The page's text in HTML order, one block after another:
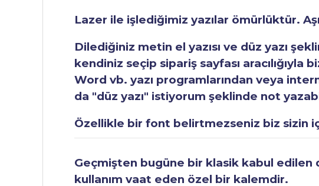
Lazer ile işlediğimiz yazılar ömürlüktür.
Dilediğiniz metin el yazısı ve düz yazı
kendiniz seçip sipariş sayfası
Word vb. yazı programlarından veya
da "düz yazı" istiyorum şeklinde not
Özellikle bir font belirtmezseniz biz sizin
Geçmişten bugüne bir klasik kabul
kullanım vaat eden özel bir kalemdir.